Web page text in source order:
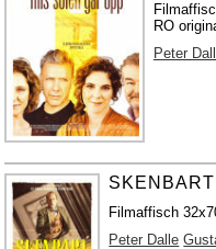
RO
Peter
Filmaffisch
Peter Dalle